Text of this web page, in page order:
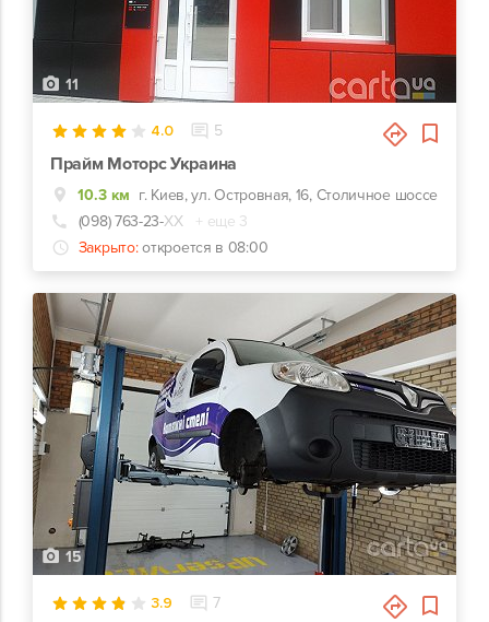
11
4.0 5
Прайм Моторс Украина
10.3 км г. Киев, ул. Островная, 16, Столичное шоссе
(098) 763-23-ХХ
+ еще 3
Закрыто: откроется в 08:00
15
3.9 7